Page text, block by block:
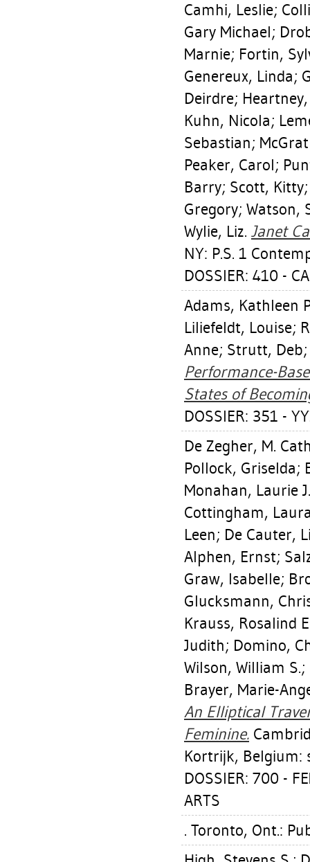
Camhi, Leslie;
Gary Michael;
Marnie; Fortin,
Genereux, Linda;
Deirdre;
Kuhn, Nicola;
Sebastian;
Peaker, Carol;
Barry; Scott, Kitty
Gregory; Watson,
Wylie, Liz. Janet
NY: P.S. 1
DOSSIER: 410 -
Adams, Kathleen
Liliefeldt, Louise;
Anne; Strutt, Deb
Performance-
States of
DOSSIER: 351 -
De Zegher, M.
Pollock, Griselda;
Monahan, Laurie J.
Cottingham,
Leen; De Cauter,
Alphen, Ernst;
Graw, Isabelle;
Glucksmann,
Krauss, Rosalind
Judith; Domino,
Wilson, William S.;
Brayer, Marie-
An Elliptical
Feminine.
Kortrijk, Belgium:
DOSSIER: 700 -
ARTS
. Toronto, Ont.: